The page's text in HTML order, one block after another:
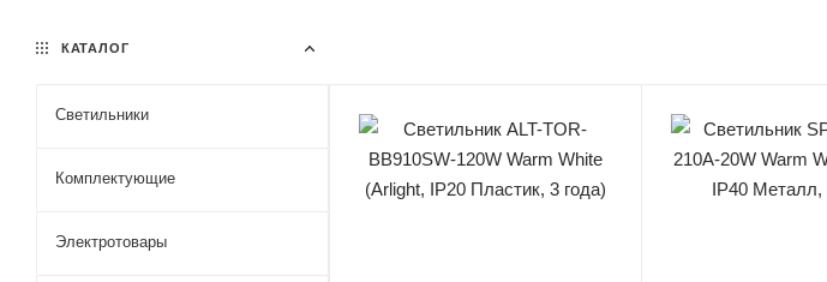
КАТАЛОГ
Светильники
Комплектующие
Электротовары